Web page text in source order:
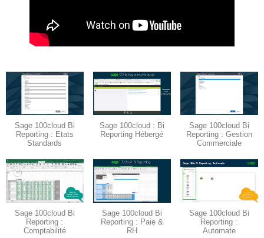
Sage 100cloud Bi
Reporting : Etats
Standards
Sage 100cloud : Bi
Reporting Hébergé
Sage 100cloud Bi
Reporting : Gestion
Commerciale
Sage 100cloud Bi
Reporting :
Comptabilité
Sage 100cloud Bi
Reporting : Paie &
RH
Sage 100cloud Bi
Reporting :
Automate